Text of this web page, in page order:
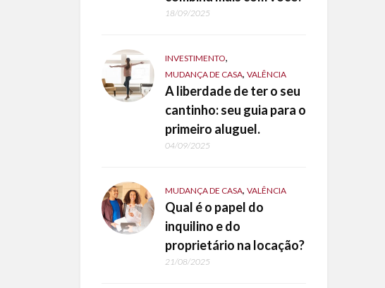
18/09/2025
INVESTIMENTO,
MUDANÇA DE CASA, VALÊNCIA
A liberdade de ter o seu
cantinho: seu guia para o
primeiro aluguel.
04/09/2025
MUDANÇA DE CASA, VALÊNCIA
Qual é o papel do
inquilino e do
proprietário na locação?
21/08/2025